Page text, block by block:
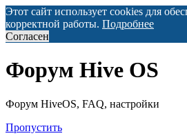
Этот сайт использует cookies для
корректной работы. Подробнее
Согласен
Форум Hive OS
Форум HiveOS, FAQ, настройки
Пропустить